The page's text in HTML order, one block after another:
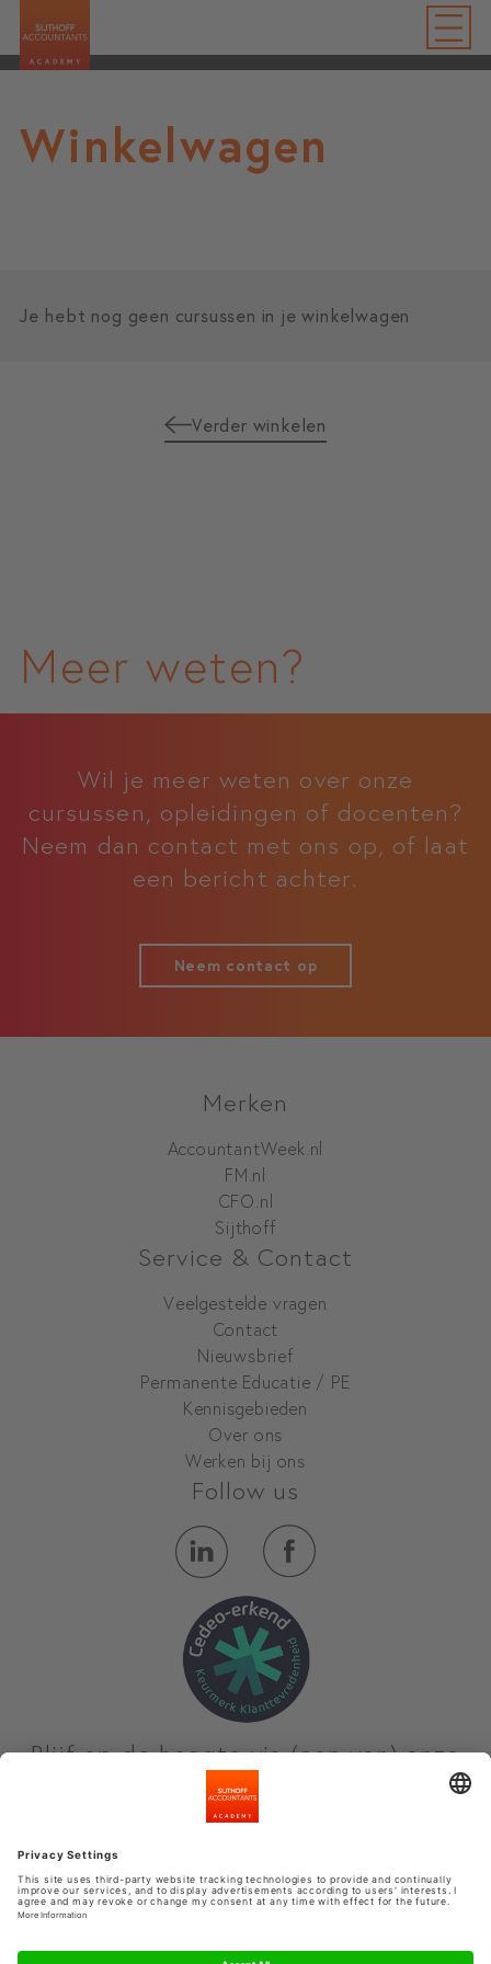
Winkelwagen
Je hebt nog geen cursussen in je winkelwagen
Verder winkelen
Meer weten?
Wil je meer weten over onze
cursussen, opleidingen of docenten?
Neem dan contact met ons op, of laat
een bericht achter.
Neem contact op
Merken
AccountantWeek.nl
FM.nl
CFO.nl
Sijthoff
Service & Contact
Veelgestelde vragen
Contact
Nieuwsbrief
Permanente Educatie / PE
Kennisgebieden
Over ons
Werken bij ons
Follow us
Blijf op de hoogte via (een van) onze
nieuwsbrieven
Privacyinstellingen